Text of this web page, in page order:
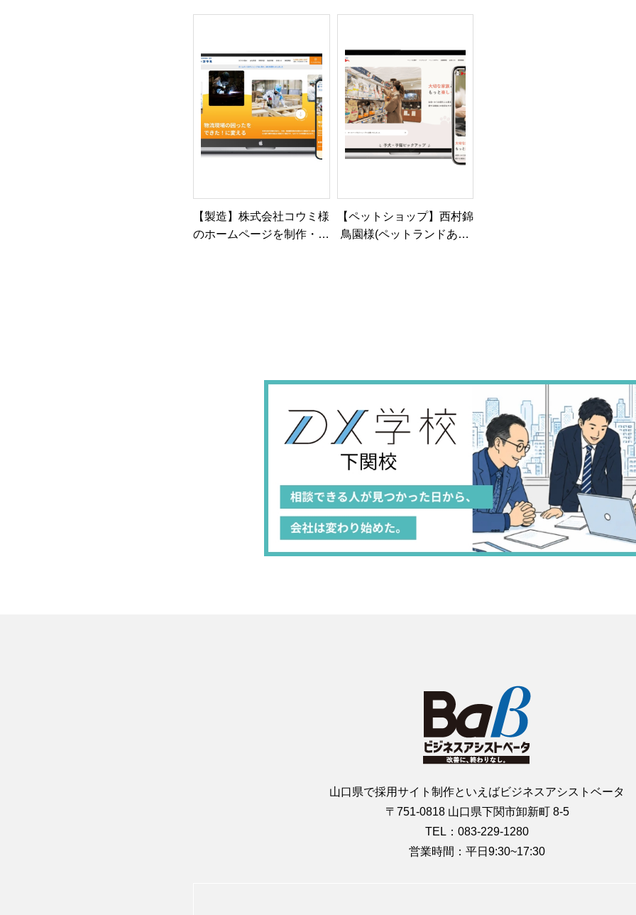
した
作・公開しました
【製造】株式会社コウミ様
のホームページを制作・公
【ペットショップ】西村錦
鳥園様(ペットランドあつ
山口県で採用サイト制作といえばビジネスアシストベータ
〒751-0818 山口県下関市卸新町 8-5
TEL：083-229-1280
営業時間：平日9:30~17:30